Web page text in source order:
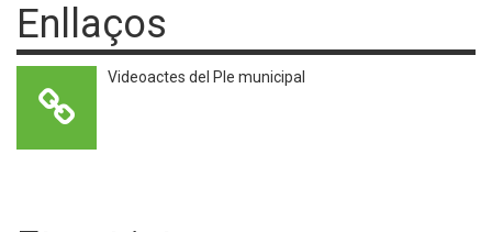
Enllaços
Videoactes del Ple municipal